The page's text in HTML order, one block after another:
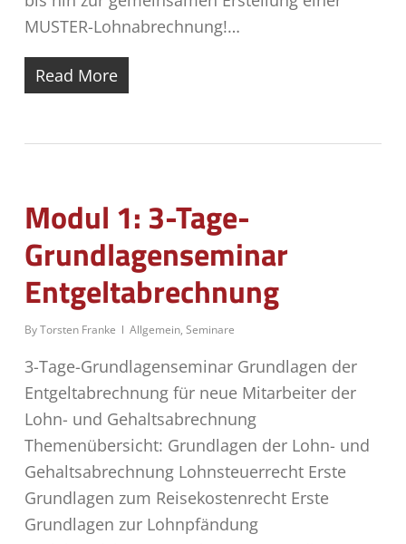
MUSTER-Lohnabrechnung!…
Read More
Modul 1: 3-Tage-
Grundlagenseminar
Entgeltabrechnung
ByTorsten Franke Allgemein, Seminare
3-Tage-Grundlagenseminar Grundlagen der
Entgeltabrechnung für neue Mitarbeiter der
Lohn- und Gehaltsabrechnung
Themenübersicht: Grundlagen der Lohn- und
Gehaltsabrechnung Lohnsteuerrecht Erste
Grundlagen zum Reisekostenrecht Erste
Grundlagen zur Lohnpfändung